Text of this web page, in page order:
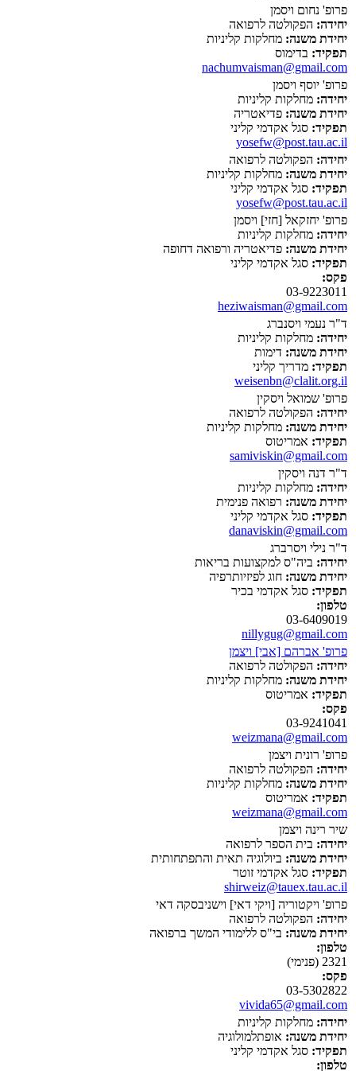
פרופ' נחום ויסמן
יחידה: הפקולטה לרפואה
יחידת משנה: מחלקות קליניות
תפקיד: בדימוס
nachumvaisman@gmail.com
פרופ' יוסף ויסמן
יחידה: מחלקות קליניות
יחידת משנה: פדיאטריה
תפקיד: סגל אקדמי קליני
yosefw@post.tau.ac.il
יחידה: הפקולטה לרפואה
יחידת משנה: מחלקות קליניות
תפקיד: סגל אקדמי קליני
yosefw@post.tau.ac.il
פרופ' יחזקאל [חזי] ויסמן
יחידה: מחלקות קליניות
יחידת משנה: פדיאטריה ורפואה דחופה
תפקיד: סגל אקדמי קליני
פקס:
03-9223011
heziwaisman@gmail.com
ד"ר נעמי ויסנברג
יחידה: מחלקות קליניות
יחידת משנה: דימות
תפקיד: מדריך קליני
weisenbn@clalit.org.il
פרופ' שמואל ויסקין
יחידה: הפקולטה לרפואה
יחידת משנה: מחלקות קליניות
תפקיד: אמריטוס
samiviskin@gmail.com
ד"ר דנה ויסקין
יחידה: מחלקות קליניות
יחידת משנה: רפואה פנימית
תפקיד: סגל אקדמי קליני
danaviskin@gmail.com
ד"ר נילי ויסרברג
יחידה: ביה"ס למקצועות בריאות
יחידת משנה: חוג לפיזיותרפיה
תפקיד: סגל אקדמי בכיר
טלפון:
03-6409019
nillygug@gmail.com
פרופ' אברהם [אבי] ויצמן
יחידה: הפקולטה לרפואה
יחידת משנה: מחלקות קליניות
תפקיד: אמריטוס
פקס:
03-9241041
weizmana@gmail.com
פרופ' רונית ויצמן
יחידה: הפקולטה לרפואה
יחידת משנה: מחלקות קליניות
תפקיד: אמריטוס
weizmana@gmail.com
שיר רינה ויצמן
יחידה: בית הספר לרפואה
יחידת משנה: ביולוגיה תאית והתפתחותית
תפקיד: סגל אקדמי זוטר
shirweiz@tauex.tau.ac.il
פרופ' ויקטוריה [ויקי דאי] וישניבסקה דאי
יחידה: הפקולטה לרפואה
יחידת משנה: בי"ס ללימודי המשך ברפואה
טלפון:
2321 (פנימי)
פקס:
03-5302822
vivida65@gmail.com
יחידה: מחלקות קליניות
יחידת משנה: אופתלמולוגיה
תפקיד: סגל אקדמי קליני
טלפון: